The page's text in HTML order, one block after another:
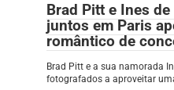
Brad Pitt e Ines
juntos em Paris
romântico de
Brad Pitt e a sua namorada
fotografados a aproveitar